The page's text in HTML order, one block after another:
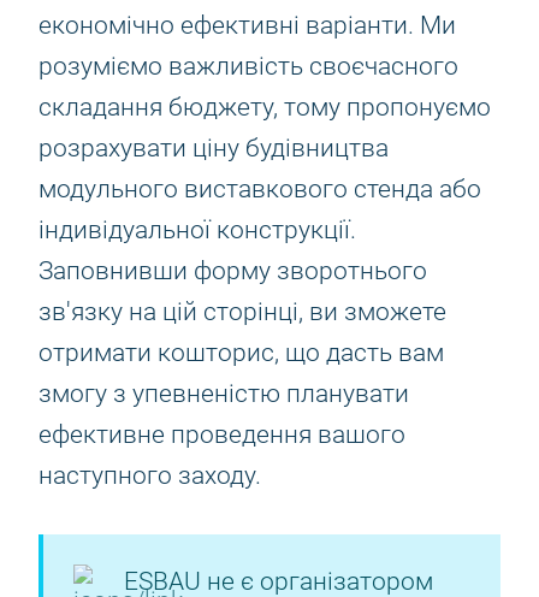
економічно ефективні варіанти. Ми
розуміємо важливість своєчасного
складання бюджету, тому пропонуємо
розрахувати ціну будівництва
модульного виставкового стенда або
індивідуальної конструкції.
Заповнивши форму зворотнього
зв'язку на цій сторінці, ви зможете
отримати кошторис, що дасть вам
змогу з упевненістю планувати
ефективне проведення вашого
наступного заходу.
ESBAU не є організатором